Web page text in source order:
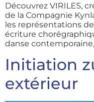
Découvrez VIRILES,
de la Compagnie
les représentations
écriture
danse
Initiation
extérieur